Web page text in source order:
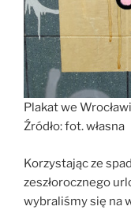
Plakat we
Źródło: fot. własna
Korzystając ze
zeszłorocznego
wybraliśmy się na